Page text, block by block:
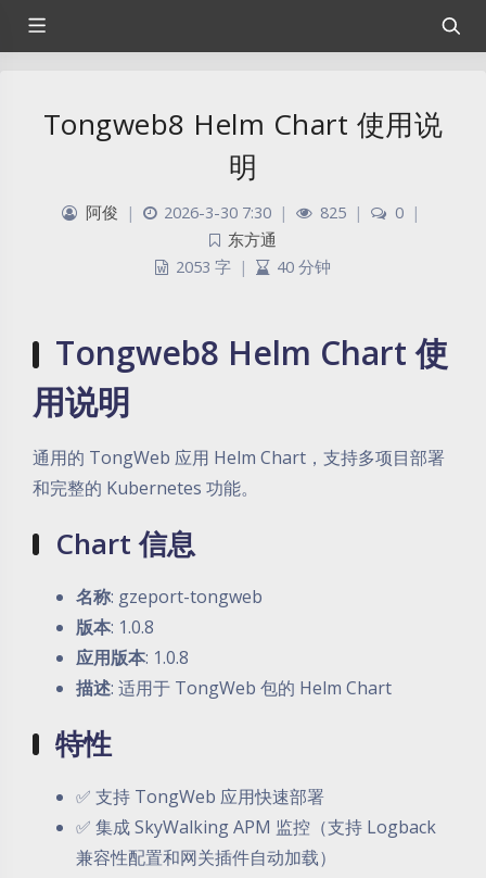
Tongweb8 Helm Chart 使用说
明
阿俊 | 2026-3-30 7:30 | 825 | 0 |
东方通
2053 字 | 40 分钟
Tongweb8 Helm Chart 使
用说明
通用的 TongWeb 应用 Helm Chart，支持多项目部署
和完整的 Kubernetes 功能。
Chart 信息
名称: gzeport-tongweb
版本: 1.0.8
应用版本: 1.0.8
描述: 适用于 TongWeb 包的 Helm Chart
特性
✅ 支持 TongWeb 应用快速部署
✅ 集成 SkyWalking APM 监控（支持 Logback
兼容性配置和网关插件自动加载）